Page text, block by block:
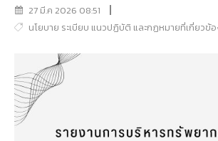
27 มี.ค 2026 08:51
นโยบาย ระเบียบ แนวปฏิบัติ และกฏหมายที่เกี่ยวข้